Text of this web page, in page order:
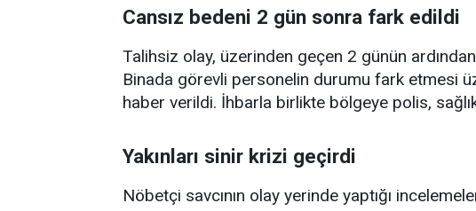
Cansız bedeni 2 gün sonra fark edildi
Talihsiz olay, üzerinden geçen 2 günün
Binada görevli personelin durumu fark etmesi
haber verildi. İhbarla birlikte bölgeye polis,
Yakınları sinir krizi geçirdi
Nöbetçi savcının olay yerinde yaptığı